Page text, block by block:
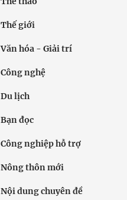
Thế giới
Văn hóa - Giải trí
Công nghệ
Du lịch
Bạn đọc
Công nghiệp hỗ trợ
Nông thôn mới
Nội dung chuyên đề